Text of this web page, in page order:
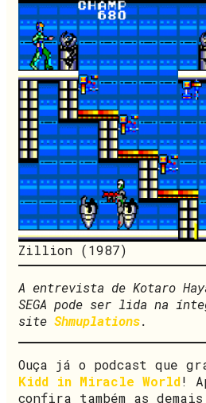
Zillion (1987)
A entrevista de Kotaro
SEGA pode ser lida na
site Shmuplations.
Ouça já o podcast que
Kidd in Miracle World!
confira também as demais